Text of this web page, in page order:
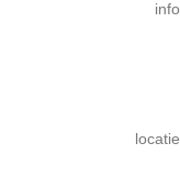
info
locatie